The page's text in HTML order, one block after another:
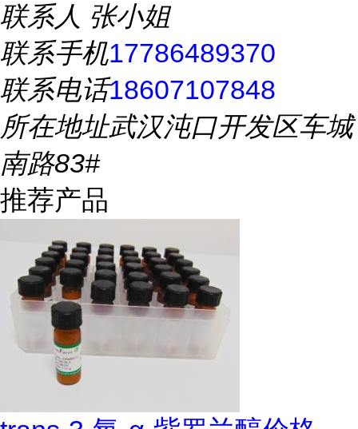
联系人 张小姐
联系手机17786489370
联系电话18607107848
所在地址武汉沌口开发区车城
南路83#
推荐产品